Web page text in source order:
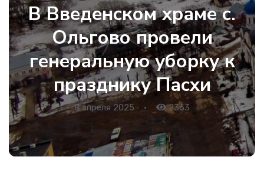
В Введенском храме с.
Ольгово провели
генеральную уборку к
празднику Пасхи
8 апреля 2025 • 2363